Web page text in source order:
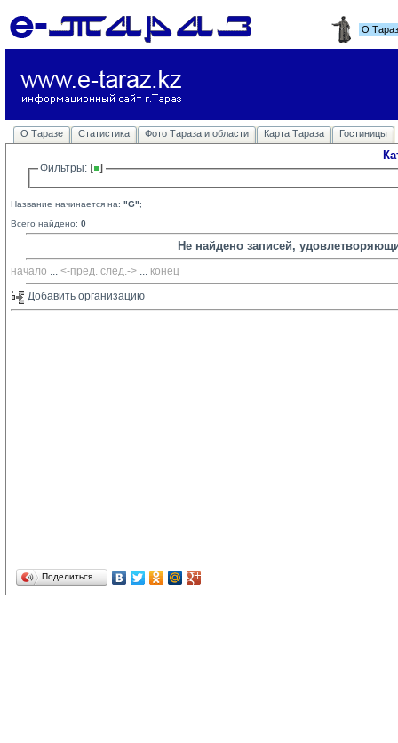
О
О Таразе Статистика Фото Тараза и области Карта Тараза Гостиницы
Фильтры:
Название начинается на: "G";
Всего найдено: 0
Не найдено записей,
начало ... <-пред. след.-> ... конец
Добавить организацию
Поделиться…